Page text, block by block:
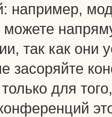
например,
так как они
засоряйте
для